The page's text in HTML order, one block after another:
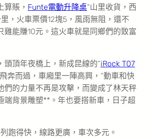
算賬， Funte電動升降桌“山里收貨，西
，火車票價12塊5，風雨無阻，還不
雞能賺10元。這火車就是同鄉們的致富
頂年夜橋上，新成昆線的“iRock T07
奔而過，車廂里一陣高興，“動車和快
們的力量不再是攻擊，而變成了林天秤
端背景雕塑**。年也要搭新車，日子超
得快，線路更廣，車次多元。